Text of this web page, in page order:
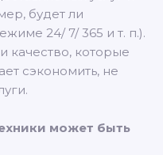
будет ли
24/ 7/ 365 и т. п.).
качество, которые
сэкономить, не
может быть